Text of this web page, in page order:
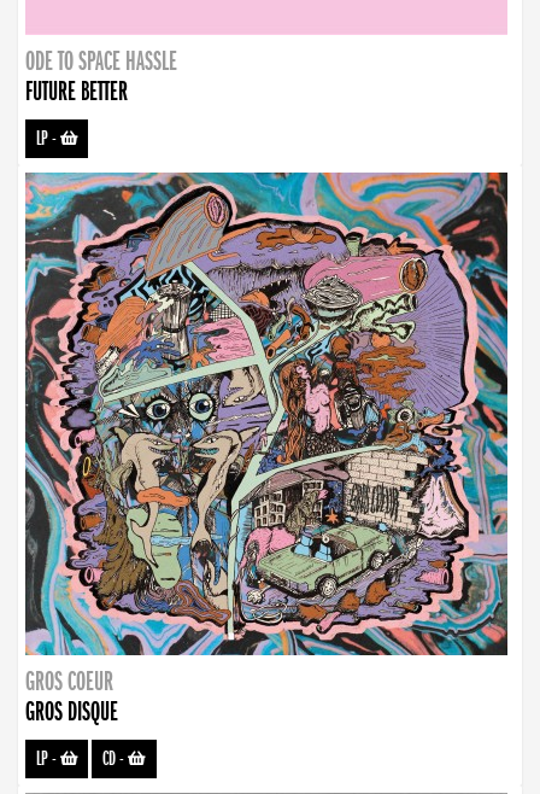
ODE TO SPACE HASSLE
FUTURE BETTER
LP-
GROS COEUR
GROS DISQUE
LP- CD-